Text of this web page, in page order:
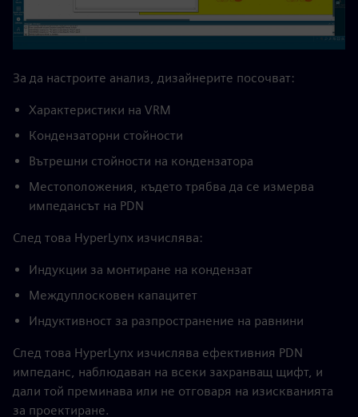
За да настроите анализ, дизайнерите посочват:
Характеристики на VRM
Кондензаторни стойности
Вътрешни стойности на кондензатора
Местоположения, където трябва да се измерва
импедансът на PDN
След това HyperLynx изчислява:
Индукции за монтиране на кондензат
Междуплосковен капацитет
Индуктивност за разпространение на равнини
След това HyperLynx изчислява ефективния PDN
импеданс, наблюдаван на всеки захранващ щифт, и
дали той преминава или не отговаря на изискванията
за проектиране.